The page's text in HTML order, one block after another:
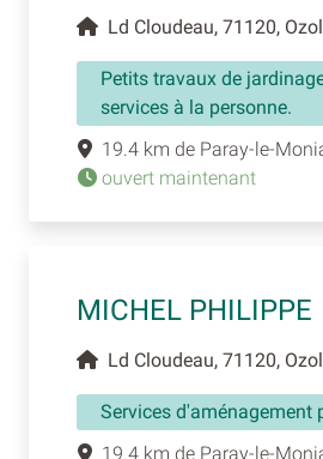
Ld Cloudeau, 71120,
Petits travaux de
services à la personne.
19.4 km de Paray-le-
ouvert maintenant
MICHEL PHILIPPE
Ld Cloudeau, 71120,
Services d'aménagement
19.4 km de Paray-le-